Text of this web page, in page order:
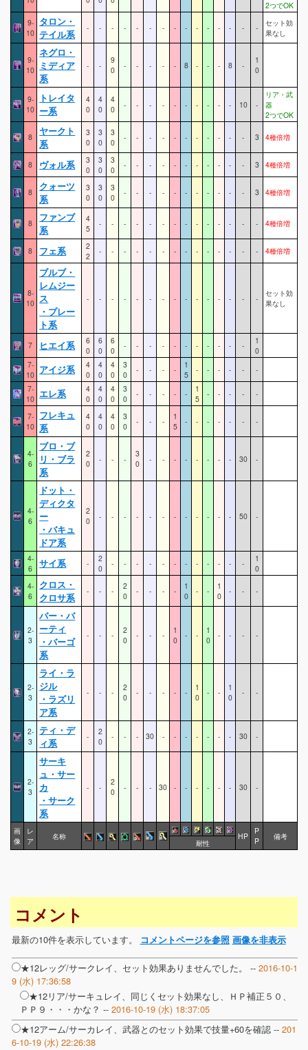
画
像
レ
ア
名称 HP
P
P
備考
耐性
2つでOK
9-
10
タロン・
テイル系
- - - - - - - - - - - - - - -
セット効
果なし
9-
10
ネグロ・
ミディア
系
- -
9
0
- - - - - 8 - - - 8 -
1
0
9-
10
トレイタ
ー系
4
0
4
0
4
0
- - - - - - - - - - 10 -
リア・武
器
2つでOK
8
ヤークト
系
3
0
3
0
3
0
- - - - - - - - - - - 3 4種倍増
8 ヴォル系
3
0
3
0
3
0
- - - - - - - - - - - 3 4種倍増
8
クォーツ
系
3
0
3
0
3
0
- - - - - - - - - - - 3 4種倍増
8
ファンブ
系
4
5
- - - - - - - - - - - - - - 4種倍増
8 フェ系
2
2
- - - - - - - - - - - - - - 4種倍増
8-
10
ブルブ・
レムジー
ス
・プレー
ト系
- - - - - - - - - - - - - - -
セット効
果なし
7 ヒエイ系
6
0
6
0
6
0
- - - - - - - - - - -
1
0
7-
10 アイジ系
4
0
4
0
4
0
3
0
- - - -
1
5
- - - - -
-
7-
10 エレ系
4
0
4
0
4
0
3
0
- - - - -
1
5
- - - - -
7-
10
フレキュ
系
4
0
4
0
4
0
3
0
- - -
1
5
- - - - - - -
4-
6
ブロ・ブ
リ・ブラ
系
2
0
- - -
3
0
- - - - - - - - 30 -
4-
6
ドット・
ディクタ
ー
・バキュ
ドア系
2
0
- - - - - - - - - - - - 50 -
4-
6
サイ系 -
2
0
- - - - - - - - - - - -
1
0
4-
6
クロス・
クロサ系
- - -
2
0
- - - -
1
0
- -
1
0
- - -
2-
3
バー・バ
ーティ
・バーゴ
系
- - -
2
0
- - -
1
0
- -
1
0
- - - -
2-
3
ライ・ラ
ジル
・ラズリ
ア系
- - -
2
0
- - - - -
1
0
- -
1
0
- -
2-
3
ティ・デ
ィ系
-
2
0
- - - 30 - - - - - - - 30 -
2-
3
サーキ
ュ・サー
カ
・サーク
系
- -
2
0
- - - 30 - - - - - - 30 -
コメント
最新の10件を表示しています。 コメントページを参照 画像を非表示
★12レッグ/サークレイ、セット効果ありませんでした。 -- 2016-10-1
9 (水) 17:36:58
★12リア/サーキュレイ、同じくセット効果なし、ＨＰ補正５０、
ＰＰ９・・・かな？ -- 2016-10-19 (水) 18:37:05
★12アーム/サーカレイ、武器とのセット効果で技量+60を確認 -- 201
6-10-19 (水) 22:26:38